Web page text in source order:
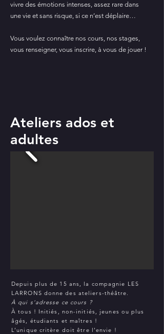
vivre des émotions intenses, assez rare dans
une vie et sans risque, si ce n’est déplaire…
Vous voulez connaître nos cours, nos stages,
vous renseigner, vous inscrire, à vous de jouer !
Ateliers ados et
adultes
Depuis plus de 15 ans, la compagnie LES
LARRONS donne des ateliers-théâtre.
À qui s'adresse ce cours ?
À tous ! Initiés, non-initiés, jeunes ou plus
âgés, étudiants et maîtres !
L’unique critère doit être l’envie !